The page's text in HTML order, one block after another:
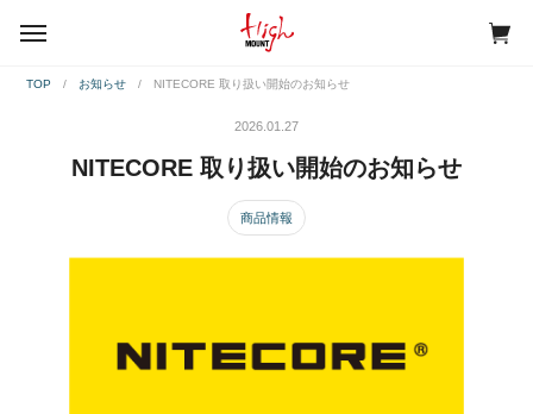
TOP お知らせ NITECORE 取り扱い開始のお知らせ
2026.01.27
NITECORE 取り扱い開始のお知らせ
商品情報